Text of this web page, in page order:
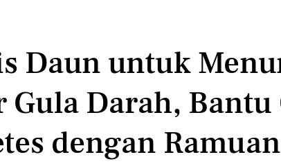
Daun untuk
Gula Darah,
dengan